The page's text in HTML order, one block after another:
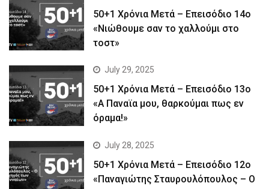
50+1 Χρόνια Μετά – Επεισόδιο 14ο
«Νιώθουμε σαν το χαλλούμι στο
τοστ»
July 29, 2025
50+1 Χρόνια Μετά – Επεισόδιο 13ο
«Α Παναϊα μου, θαρκούμαι πως εν
όραμα!»
July 28, 2025
50+1 Χρόνια Μετά – Επεισόδιο 12ο
«Παναγιώτης Σταυρουλόπουλος – Ο